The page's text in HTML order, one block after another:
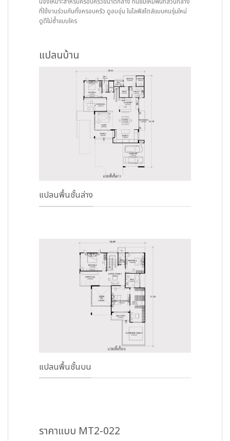
ที่ใช้งานร่วมกันทั้งครอบครัว ดูอบอุ่น ในไลฟ์สไตล์แบบคนรุ่นใหม่
ดูดีไม่ซ้ำแบบใคร
แปลนบ้าน
แปลนพื้นชั้นล่าง
แปลนพื้นชั้นบน
ราคาแบบ MT2-022